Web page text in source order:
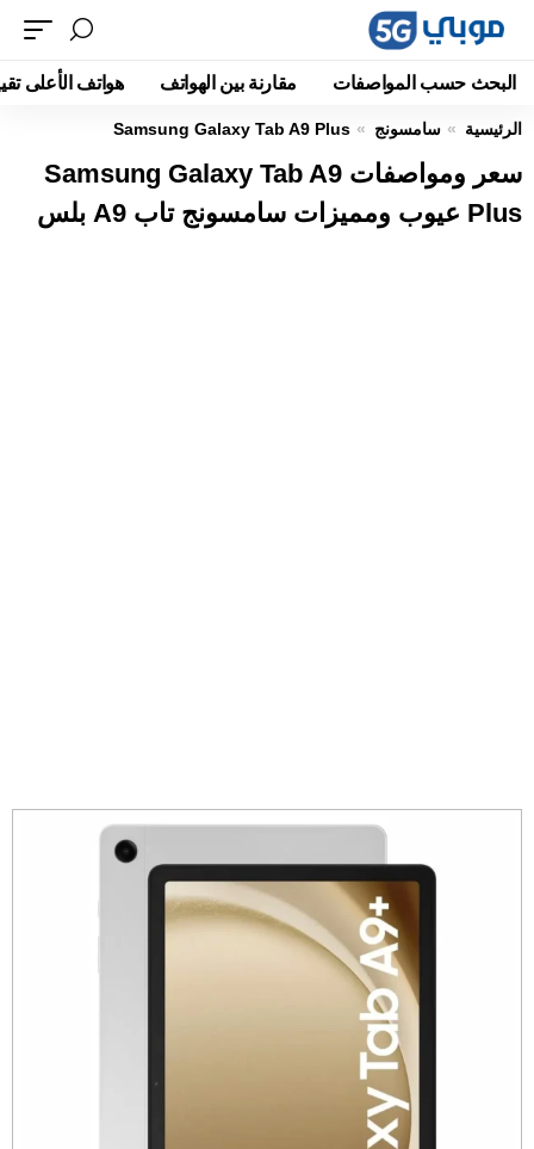
البحث حسب المواصفات مقارنة بين الهواتف هواتف الأعلى
الرئيسية سامسونج Samsung Galaxy Tab A9 Plus
سعر ومواصفات Samsung Galaxy Tab A9
Plus عيوب ومميزات سامسونج تاب A9 بلس